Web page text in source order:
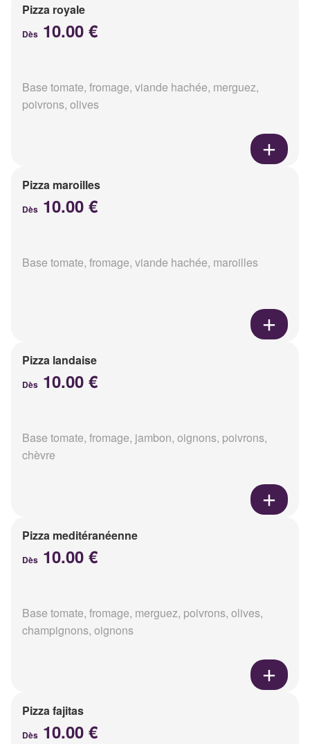
Pizza royale
Dès 10.00 €
Base tomate, fromage, viande hachée, merguez,
poivrons, olives
Pizza maroilles
Dès 10.00 €
Base tomate, fromage, viande hachée, maroilles
Pizza landaise
Dès 10.00 €
Base tomate, fromage, jambon, oignons, poivrons,
chèvre
Pizza meditéranéenne
Dès 10.00 €
Base tomate, fromage, merguez, poivrons, olives,
champignons, oignons
Pizza fajitas
Dès 10.00 €